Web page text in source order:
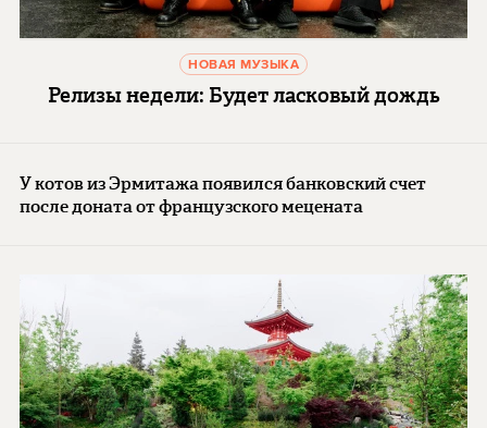
НОВАЯ МУЗЫКА
Релизы недели: Будет ласковый дождь
У котов из Эрмитажа появился банковский счет
после доната от французского мецената